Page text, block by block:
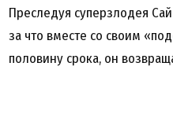
Преследуя суперзлодея
за что вместе со своим
половину срока, он